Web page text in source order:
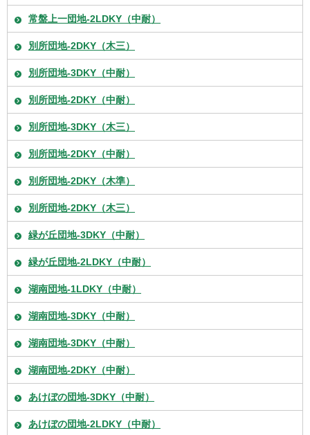
常盤上一団地-2LDKY（中耐）
別所団地-2DKY（木三）
別所団地-3DKY（中耐）
別所団地-2DKY（中耐）
別所団地-3DKY（木三）
別所団地-2DKY（中耐）
別所団地-2DKY（木準）
別所団地-2DKY（木三）
緑が丘団地-3DKY（中耐）
緑が丘団地-2LDKY（中耐）
湖南団地-1LDKY（中耐）
湖南団地-3DKY（中耐）
湖南団地-3DKY（中耐）
湖南団地-2DKY（中耐）
あけぼの団地-3DKY（中耐）
あけぼの団地-2LDKY（中耐）